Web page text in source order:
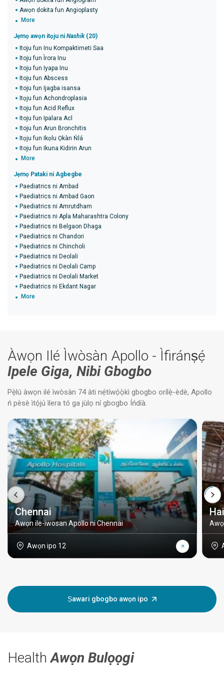
Awọn dokita fun Angioplasty
More
Jẹmọ awọn itọju ni Nashik(20)
Itoju fun Inu Kompaktimeti Saa
Itoju fun Ìrora Inu
Itoju fun Iyapa Inu
Itoju fun Abscess
Itoju fun Ijagba isansa
Itọju fun Achondroplasia
Itoju fun Acid Reflux
Itoju fun Ipalara Acl
Itoju fun Arun Bronchitis
Itọju fun Ikọlu Ọkàn Ńlá
Itoju fun Ikuna Kidirin Arun
More
Jẹmọ Pataki ni Agbegbe
Paediatrics ni Ambad
Paediatrics ni Ambad Gaon
Paediatrics ni Amrutdham
Paediatrics ni Apla Maharashtra Colony
Paediatrics ni Belgaon Dhaga
Paediatrics ni Chandori
Paediatrics ni Chincholi
Paediatrics ni Deolali
Paediatrics ni Deolali Camp
Paediatrics ni Deolali Market
Paediatrics ni Ekdant Nagar
More
Àwọn Ilé Ìwòsàn Apollo - Ìfiránṣẹ́
Ipele Giga, Nibi Gbogbo
Pẹ̀lú àwọn ilé ìwòsàn 74 àti nẹ́tíwọ́ọ̀kì gbogbo orílẹ̀-èdè, Apollo
ń pèsè ìtọ́jú ìlera tó ga jùlọ ní gbogbo Íńdíà.
Chennai
Awọn ile-iwosan Apollo ni Chennai
Awọn ipo 12
Ṣawari gbogbo awọn ipo
HealthAwọn Bulọọgi